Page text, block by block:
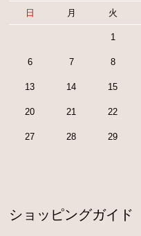
日 月 火
1
6 7 8
13 14 15
20 21 22
27 28 29
ショッピングガイド